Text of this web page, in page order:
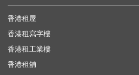
香港租屋
香港租寫字樓
香港租工業樓
香港租舖